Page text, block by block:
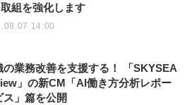
組を強化します
14:00
の業務改善を支援する！ 「SKYSEA
」の新CM「AI働き方分析レポー
ス」篇を公開